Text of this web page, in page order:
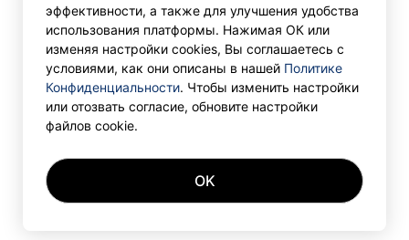
эффективности, а также для улучшения удобства
использования платформы. Нажимая ОК или
изменяя настройки cookies, Вы соглашаетесь с
условиями, как они описаны в нашей Политике
Конфиденциальности. Чтобы изменить настройки
или отозвать согласие, обновите настройки
файлов cookie.
OK